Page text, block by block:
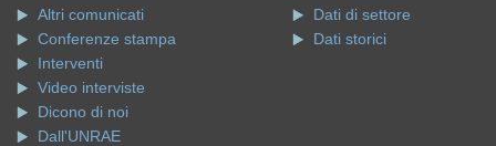
Altri comunicati
Conferenze stampa
Interventi
Video interviste
Dicono di noi
Dall'UNRAE
Dati di settore
Dati storici